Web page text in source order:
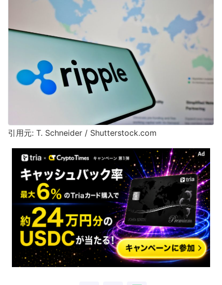
引用元: T. Schneider / Shutterstock.com